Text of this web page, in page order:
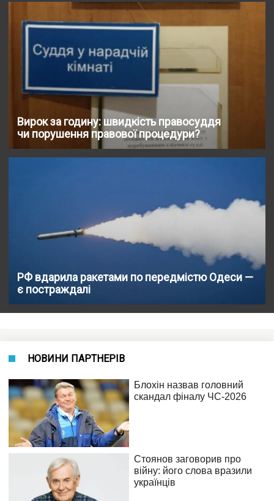
Вирок за годину: швидкість правосуддя
чи порушення правової процедури?
РФ вдарила ракетами по передмістю Одеси —
є постраждалі
НОВИНИ ПАРТНЕРІВ